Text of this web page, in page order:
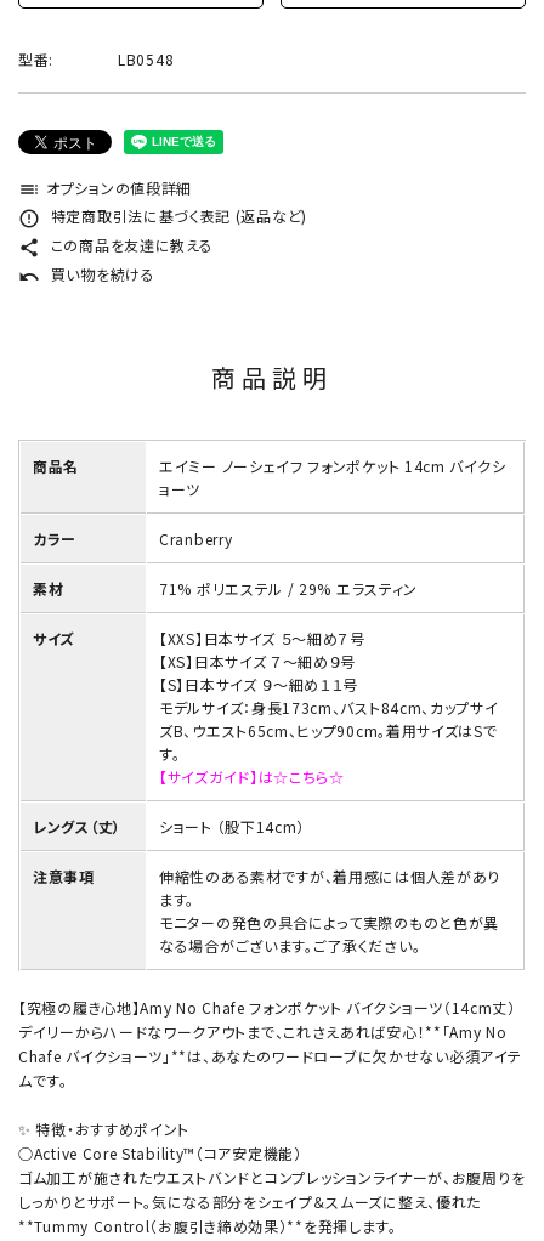
型番: LB0548
toc オプションの値段詳細
error_outline 特定商取引法に基づく表記 (返品など)
share この商品を友達に教える
undo 買い物を続ける
商品説明
商品名
エイミー ノーシェイフ フォンポケット 14cm バイクシ
ョーツ
カラー Cranberry
素材 71% ポリエステル / 29% エラスティン
サイズ
【XXS】日本サイズ ５～細め７号
【XS】日本サイズ ７～細め９号
【S】日本サイズ ９～細め１１号
モデルサイズ：身長173cm、バスト84cm、カップサイ
ズB、ウエスト65cm、ヒップ90cm。着用サイズはSで
す。
【サイズガイド】は☆こちら☆
レングス（丈） ショート （股下14cm）
注意事項
伸縮性のある素材ですが、着用感には個人差があり
ます。
モニターの発色の具合によって実際のものと色が異
なる場合がございます。ご了承ください。
【究極の履き心地】Amy No Chafe フォンポケット バイクショーツ（14cm丈）
デイリーからハードなワークアウトまで、これさえあれば安心！**「Amy No
Chafe バイクショーツ」**は、あなたのワードローブに欠かせない必須アイテ
ムです。
✨ 特徴・おすすめポイント
○Active Core Stability™（コア安定機能）
ゴム加工が施されたウエストバンドとコンプレッションライナーが、お腹周りを
しっかりとサポート。気になる部分をシェイプ＆スムーズに整え、優れた
**Tummy Control（お腹引き締め効果）**を発揮します。